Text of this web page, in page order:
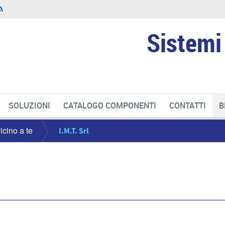
SOLUZIONI CATALOGO COMPONENTI CONTATTI
a te I.M.T. Srl